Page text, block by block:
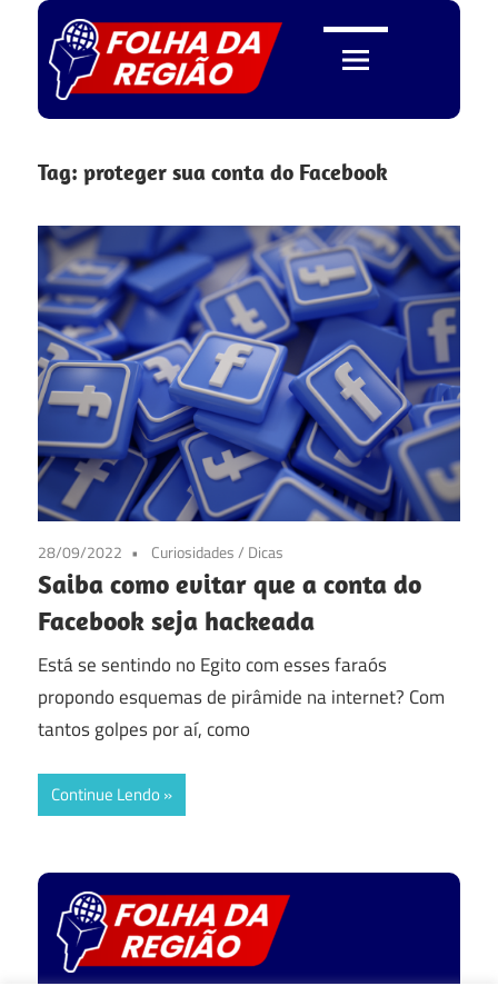
Skip
to
content
Folha
da
Região
Tag: proteger sua conta do Facebook
28/09/2022 Curiosidades/ Dicas
Saiba como evitar que a conta do
Facebook seja hackeada
Está se sentindo no Egito com esses faraós
propondo esquemas de pirâmide na internet? Com
tantos golpes por aí, como
Continue Lendo